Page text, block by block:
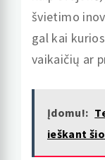
švietimo
gal kai
vaikaičių ar
Įdomu!:
ieškant